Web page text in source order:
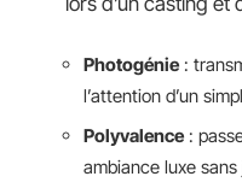
Photogénie :
l’attention d’un
Polyvalence :
ambiance luxe